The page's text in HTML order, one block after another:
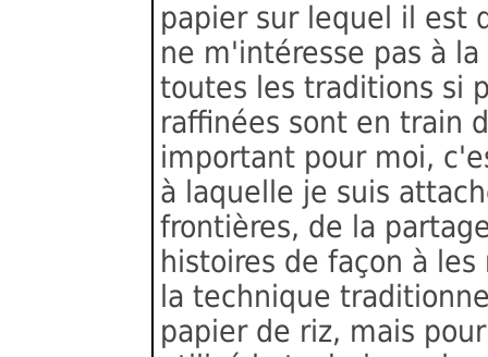
papier sur lequel il est
ne m'intéresse pas à
toutes les traditions si
raffinées sont en train
important pour moi,
à laquelle je suis
frontières, de la
histoires de façon à
la technique
papier de riz, mais